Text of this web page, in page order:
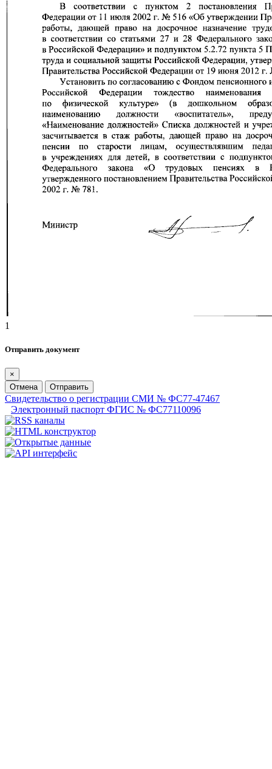
1
Отправить документ
×
Отмена
Отправить
Свидетельство о регистрации СМИ № ФС77-47467
Электронный паспорт ФГИС № ФС77110096